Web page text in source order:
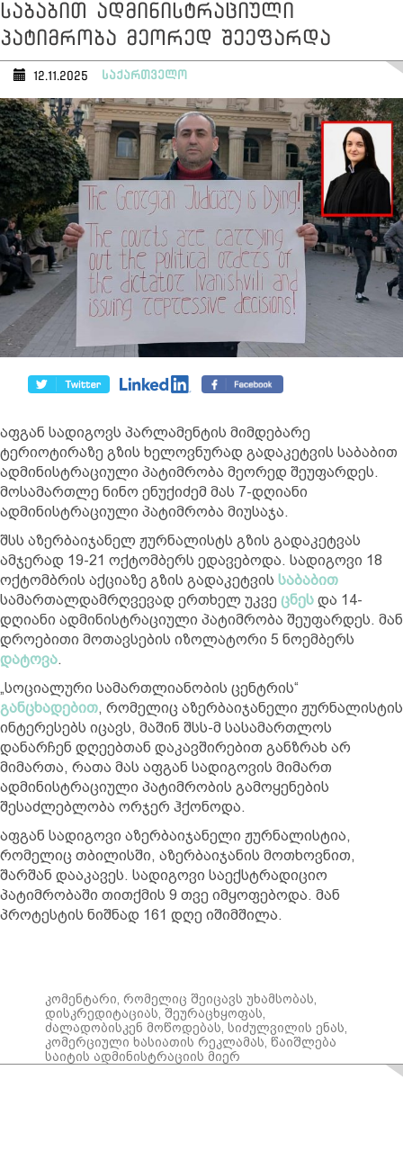
საბაბით ადმინისტრაციული
პატიმრობა მეორედ შეეფარდა
12.11.2025 საქართველო
აფგან სადიგოვს პარლამენტის მიმდებარე
ტერიოტირაზე გზის ხელოვნურად გადაკეტვის საბაბით
ადმინისტრაციული პატიმრობა მეორედ შეუფარდეს.
მოსამართლე ნინო ენუქიძემ მას 7-დღიანი
ადმინისტრაციული პატიმრობა მიუსაჯა.
შსს აზერბაიჯანელ ჟურნალისტს გზის გადაკეტვას
ამჯერად 19-21 ოქტომბერს ედავებოდა. სადიგოვი 18
ოქტომბრის აქციაზე გზის გადაკეტვის საბაბით
სამართალდამრღვევად ერთხელ უკვე ცნეს და 14-
დღიანი ადმინისტრაციული პატიმრობა შეუფარდეს. მან
დროებითი მოთავსების იზოლატორი 5 ნოემბერს
დატოვა.
„სოციალური სამართლიანობის ცენტრის“
განცხადებით, რომელიც აზერბაიჯანელი ჟურნალისტის
ინტერესებს იცავს, მაშინ შსს-მ სასამართლოს
დანარჩენ დღეებთან დაკავშირებით განზრახ არ
მიმართა, რათა მას აფგან სადიგოვის მიმართ
ადმინისტრაციული პატიმრობის გამოყენების
შესაძლებლობა ორჯერ ჰქონოდა.
აფგან სადიგოვი აზერბაიჯანელი ჟურნალისტია,
რომელიც თბილისში, აზერბაიჯანის მოთხოვნით,
შარშან დააკავეს. სადიგოვი საექსტრადიციო
პატიმრობაში თითქმის 9 თვე იმყოფებოდა. მან
პროტესტის ნიშნად 161 დღე იშიმშილა.
კომენტარი, რომელიც შეიცავს უხამსობას,
დისკრედიტაციას, შეურაცხყოფას,
ძალადობისკენ მოწოდებას, სიძულვილის ენას,
კომერციული ხასიათის რეკლამას, წაიშლება
საიტის ადმინისტრაციის მიერ